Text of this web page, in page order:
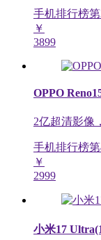
手机排行榜第
￥
3899
OPPO
2亿超清影像
手机排行榜第
￥
2999
小米17